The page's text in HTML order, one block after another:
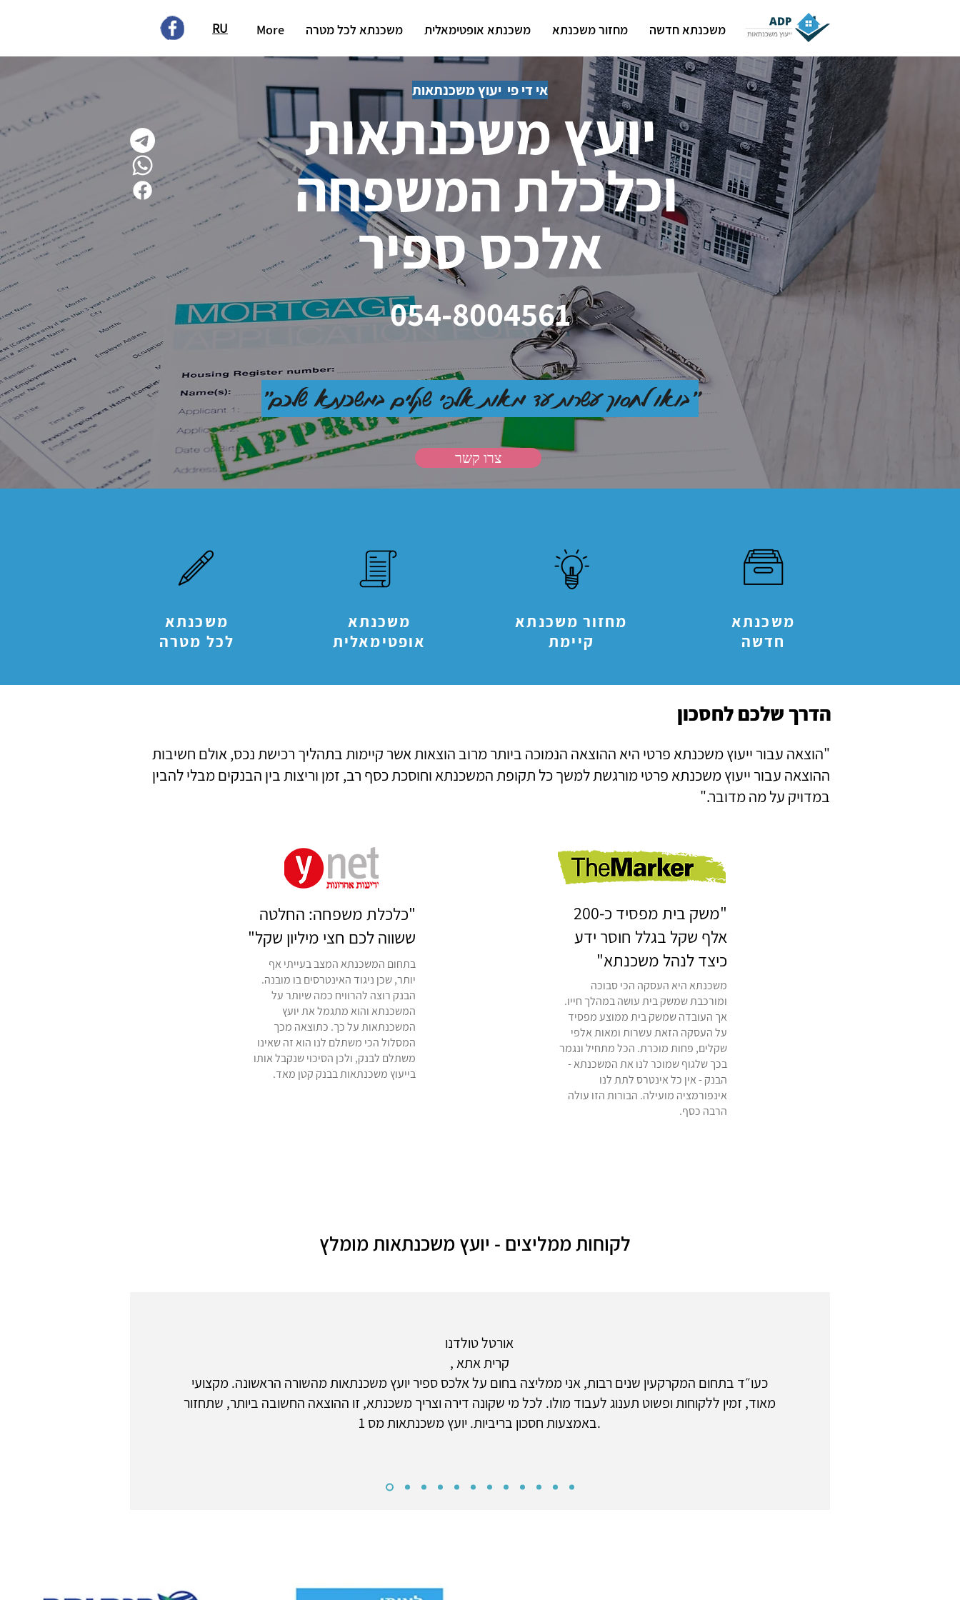
RU משכנתא חדשה מחזור משכנתא משכנתא אופטימאלית משכנתא לכל מטרה More
אי די פי יעוץ משכנתאות
יועץ משכנתאות
וכלכלת המשפחה
אלכס ספיר
054-8004561
"בואו לחסוך עשרות עד מאות אלפי שקלים במשכנתא שלכם"
צרו קשר
משכנתא
לכל מטרה
משכנתא
אופטימאלית
מחזור משכנתא
קיימת
משכנתא
חדשה
הדרך שלכם לחסכון
"הוצאה עבור ייעוץ משכנתא פרטי היא ההוצאה הנמוכה ביותר מרוב הוצאות אשר קיימות בתהליך רכישת נכס, אולם חשיבות
ההוצאה עבור ייעוץ משכנתא פרטי מורגשת למשך כל תקופת המשכנתא וחוסכת כסף רב, זמן וריצות בין הבנקים מבלי להבין
במדויק על מה מדובר."
מבחר אפשרויות בהתאמה אישית
"כלכלת משפחה: החלטה
ששווה לכם חצי מיליון שקל"
בתחום המשכנתא המצב בעייתי אף
יותר, שכן ניגוד האינטרסים בו מובנה.
הבנק רוצה להרוויח כמה שיותר על
המשכנתא והוא מתגמל את יועץ
המשכנתאות על כך. כתוצאה מכך
המסלול הכי משתלם לנו הוא זה שאינו
משתלם לבנק, ולכן הסיכוי שנקבל אותו
בייעוץ משכנתאות בבנק קטן מאד.
"משק בית מפסיד כ-200
אלף שקל בגלל חוסר ידע
כיצד לנהל משכנתא"
משכנתא היא העסקה הכי סבוכה
ומורכבת שמשק בית עושה במהלך חייו.
אך העובדה שמשק בית ממוצע מפסיד
על העסקה הזאת עשרות ומאות אלפי
שקלים, פחות מוכרת. הכל מתחיל ונגמר
בכך שלגוף שמוכר לנו את המשכנתא -
הבנק - אין כל אינטרס לתת לנו
אינפורמציה מועילה. הבורות הזו עולה
הרבה כסף.
לקוחות ממליצים - יועץ משכנתאות מומלץ
אורטל טולדנו
, קרית אתא
כעו״ד בתחום המקרקעין שנים רבות, אני ממליצה בחום על אלכס ספיר יועץ משכנתאות מהשורה הראשונה. מקצועי
מאוד, זמין ללקוחות ופשוט תענוג לעבוד מולו. לכל מי שקונה דירה וצריך משכנתא, זו ההוצאה החשובה ביותר, שתחזור
באמצעות חסכון בריביות. יועץ משכנתאות מס 1.